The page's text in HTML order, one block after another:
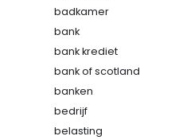
badkamer
bank
bank krediet
bank of scotland
banken
bedrijf
belasting